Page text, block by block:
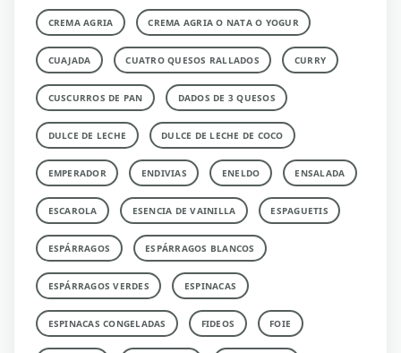
CREMA AGRIA CREMA AGRIA O NATA O YOGUR
CUAJADA CUATRO QUESOS RALLADOS CURRY
CUSCURROS DE PAN DADOS DE 3 QUESOS
DULCE DE LECHE DULCE DE LECHE DE COCO
EMPERADOR ENDIVIAS ENELDO ENSALADA
ESCAROLA ESENCIA DE VAINILLA ESPAGUETIS
ESPÁRRAGOS ESPÁRRAGOS BLANCOS
ESPÁRRAGOS VERDES ESPINACAS
ESPINACAS CONGELADAS FIDEOS FOIE